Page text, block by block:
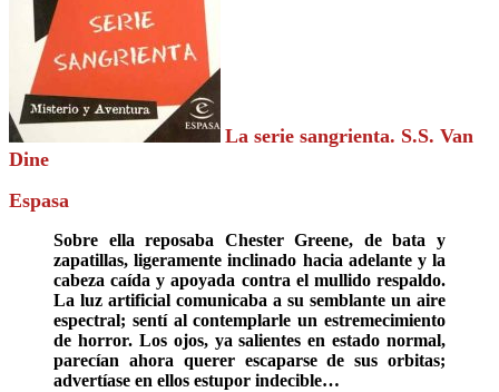
La serie sangrienta. S.S. Van
Dine
Espasa
Sobre ella reposaba Chester Greene, de bata y
zapatillas, ligeramente inclinado hacia adelante y la
cabeza caída y apoyada contra el mullido respaldo.
La luz artificial comunicaba a su semblante un aire
espectral; sentí al contemplarle un estremecimiento
de horror. Los ojos, ya salientes en estado normal,
parecían ahora querer escaparse de sus orbitas;
advertíase en ellos estupor indecible…